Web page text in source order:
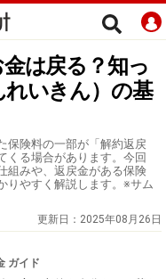
は戻る？知っ
いきん）の基
保険料の一部が「解約返戻
くる場合があります。今回
組みや、返戻金がある保険
りやすく解説します。※サム
更新日： 2025年08月26日
ガイド